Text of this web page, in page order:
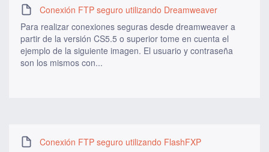
Conexión FTP seguro utilizando Dreamweaver
Para realizar conexiones seguras desde dreamweaver a
partir de la versión CS5.5 o superior tome en cuenta el
ejemplo de la siguiente imagen. El usuario y contraseña
son los mismos con...
Conexión FTP seguro utilizando FlashFXP